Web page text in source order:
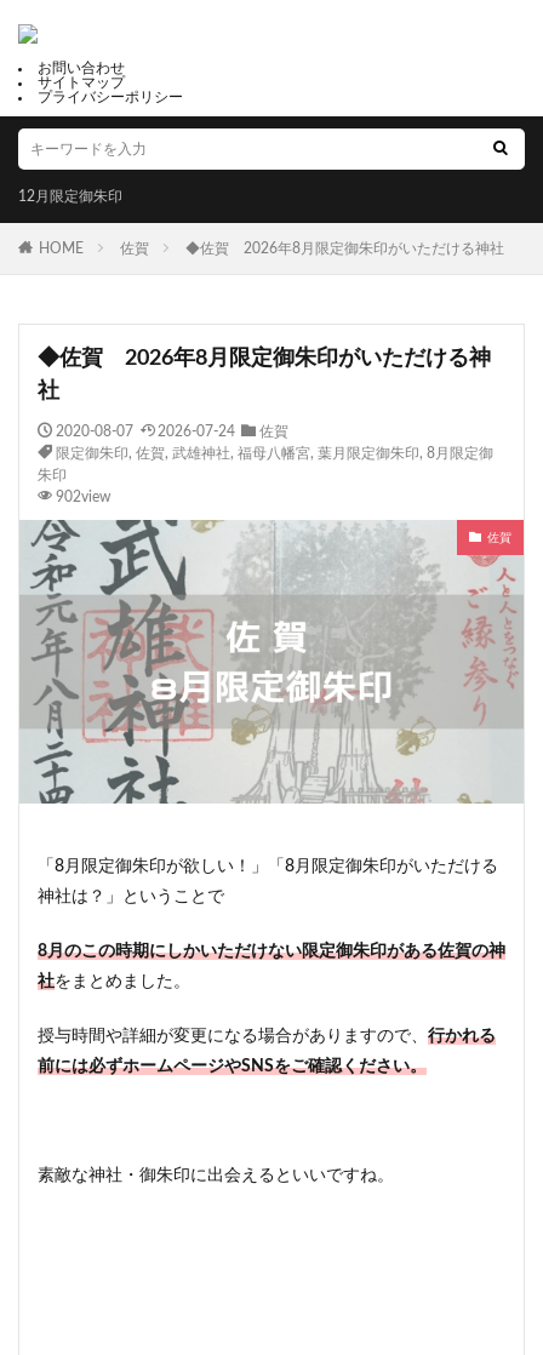
お問い合わせ
サイトマップ
プライバシーポリシー
12月限定御朱印
HOME 佐賀 ◆佐賀 2026年8月限定御朱印がいただける神社
◆佐賀 2026年8月限定御朱印がいただける神
社
2020-08-07 2026-07-24
佐賀
限定御朱印, 佐賀, 武雄神社, 福母八幡宮, 葉月限定御朱印, 8月限定御
朱印
902view
佐賀
「8月限定御朱印が欲しい！」「8月限定御朱印がいただける
神社は？」ということで
8月のこの時期にしかいただけない限定御朱印がある佐賀の神
社をまとめました。
授与時間や詳細が変更になる場合がありますので、 行かれる
前には必ずホームページやSNSをご確認ください。
素敵な神社・御朱印に出会えるといいですね。